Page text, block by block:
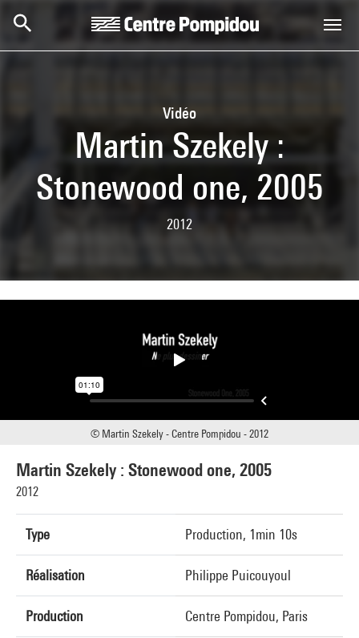
Vidéo
Martin Szekely :
Stonewood one, 2005
2012
Martin Szekely : Stonewood one, 2005
2012
Type Production, 1min 10s
Réalisation Philippe Puicouyoul
Production Centre Pompidou, Paris
© Martin Szekely - Centre Pompidou - 2012